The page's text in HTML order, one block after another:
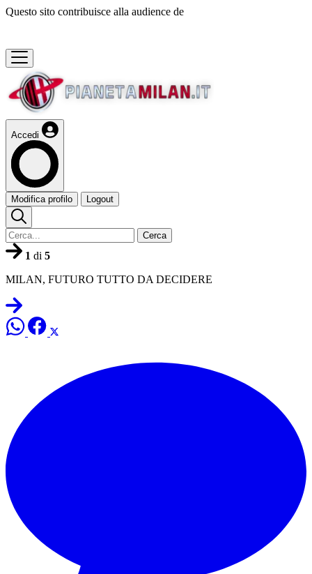
Questo sito contribuisce alla audience de
Accedi
Modifica profilo Logout
Cerca
1 di 5
MILAN, FUTURO TUTTO DA DECIDERE